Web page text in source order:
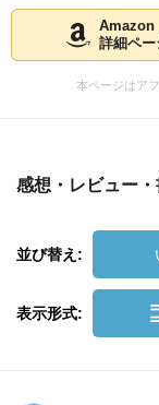
Amazon
詳細ペー
本ページはア
感想・レビュー
並び替え:
表示形式: